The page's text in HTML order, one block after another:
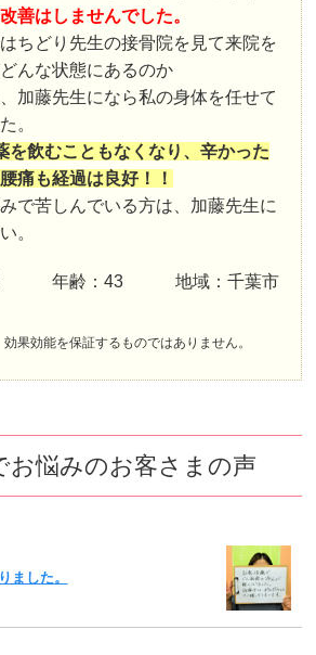
改善はしませんでした。
ちどり先生の接骨院を見て来院を
んな状態にあるのか
加藤先生になら私の身体を任せて
。
を飲むこともなくなり、辛かった
痛も経過は良好！！
で苦しんでいる方は、加藤先生に
。
様 年齢：43 地域：千葉市
果効能を保証するものではありません。
お悩みのお客さまの声
ました。